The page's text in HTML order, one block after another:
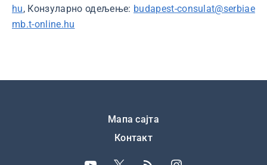
hu, Конзуларно одељење: budapest-consulat@serbiae
mb.t-online.hu
Мапа сајта
Контакт